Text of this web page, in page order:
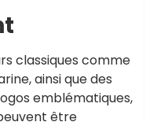
classiques comme
ainsi que des
emblématiques,
être